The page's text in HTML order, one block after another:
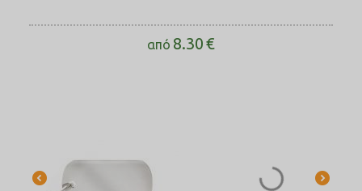
από 8.30€